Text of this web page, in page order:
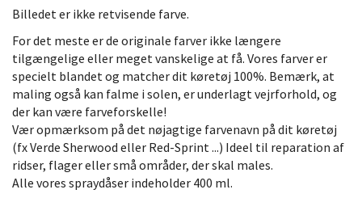
Billedet er ikke retvisende farve.
For det meste er de originale farver ikke længere
tilgængelige eller meget vanskelige at få. Vores farver er
specielt blandet og matcher dit køretøj 100%. Bemærk, at
maling også kan falme i solen, er underlagt vejrforhold, og
der kan være farveforskelle!
Vær opmærksom på det nøjagtige farvenavn på dit køretøj
(fx Verde Sherwood eller Red-Sprint ...) Ideel til reparation af
ridser, flager eller små områder, der skal males.
Alle vores spraydåser indeholder 400 ml.